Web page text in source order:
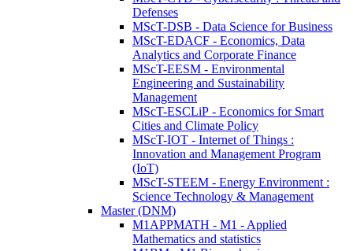
Defenses
MScT-DSB - Data Science for Business
MScT-EDACF - Economics, Data
Analytics and Corporate Finance
MScT-EESM - Environmental
Engineering and Sustainability
Management
MScT-ESCLiP - Economics for Smart
Cities and Climate Policy
MScT-IOT - Internet of Things :
Innovation and Management Program
(IoT)
MScT-STEEM - Energy Environment :
Science Technology & Management
Master (DNM)
M1APPMATH - M1 - Applied
Mathematics and statistics